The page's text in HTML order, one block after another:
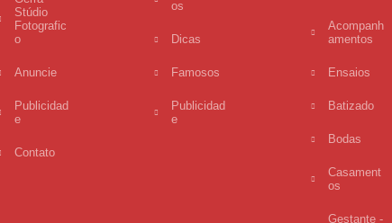
Stúdio
Fotografic
o
Anuncie
Publicidad
e
Contato
os
Dicas
Famosos
Publicidad
e
Acompanh
amentos
Ensaios
Batizado
Bodas
Casament
os
Gestante -